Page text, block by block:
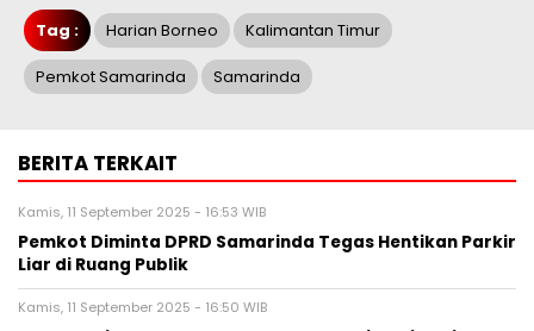
Tag : Harian Borneo Kalimantan Timur
Pemkot Samarinda Samarinda
BERITA TERKAIT
Kamis, 11 September 2025 - 16:53 WIB
Pemkot Diminta DPRD Samarinda Tegas Hentikan Parkir
Liar di Ruang Publik
Kamis, 11 September 2025 - 16:50 WIB